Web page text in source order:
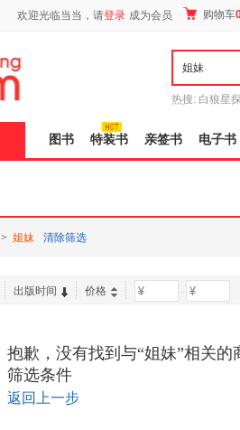
欢迎光临当当，请登录 成为会员 购物车
热搜: 白狼星
图书 特装书 亲签书 电子书
> 姐妹 清除筛选
出版时间 价格 -
抱歉，没有找到与“姐妹”相关
筛选条件
返回上一步